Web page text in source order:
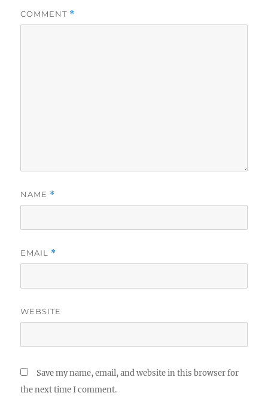
COMMENT *
NAME *
EMAIL *
WEBSITE
Save my name, email, and website in this browser for
the next time I comment.